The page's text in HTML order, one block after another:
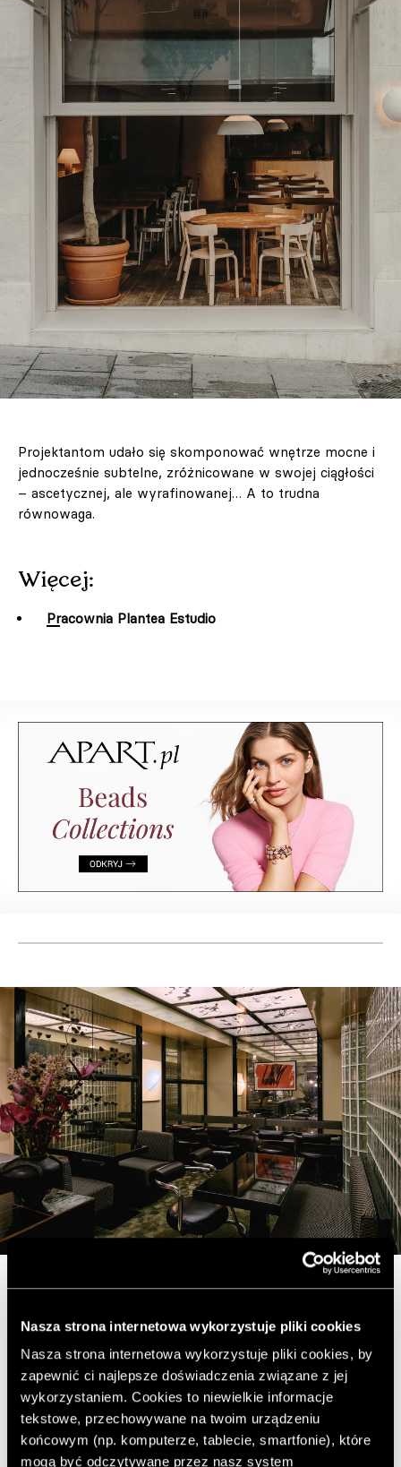
Nasza strona internetowa wykorzystuje pliki cookies
Nasza strona internetowa wykorzystuje pliki cookies, by
zapewnić ci najlepsze doświadczenia związane z jej
wykorzystaniem. Cookies to niewielkie informacje
tekstowe, przechowywane na twoim urządzeniu
końcowym (np. komputerze, tablecie, smartfonie), które
mogą być odczytywane przez nasz system
Projektantom udało się skomponować wnętrze mocne i
jednocześnie subtelne, zróżnicowane w swojej ciągłości
– ascetycznej, ale wyrafinowanej… A to trudna
równowaga.
Więcej:
Pracownia Plantea Estudio
Japonia we francuskim
wydaniu. Nowy sushi
bar na mapie Paryża
Paryż